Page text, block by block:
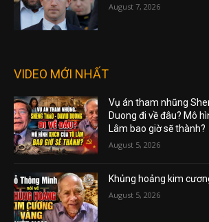
August 7, 2026
VIDEO MỚI NHẤT
Vụ án tham nhũng
Duong đi về đâu? Mô
Lâm bao giờ sẽ thành?
August 5, 2026
Khủng hoảng kim
August 5, 2026